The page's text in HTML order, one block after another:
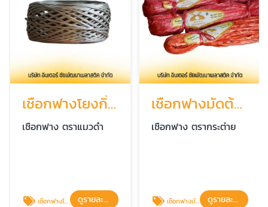
เชือกฟางโยงกิ่งทุเรียน ราคาโรงงาน ตราแมวดำ
เชือกฟาง ตราแมวดำ
เชือกฟางโยงกิ่งทุเรียน ตราแมวดำ ดูรายละเอียด
เชือกฟางมัดต้นมัน มัดต้นไม้ เหนียว ทน ราคาถูก
เชือกฟาง ตรากระต่าย
เชือกฟางมัดต้นมัน ดูรายละเอียด